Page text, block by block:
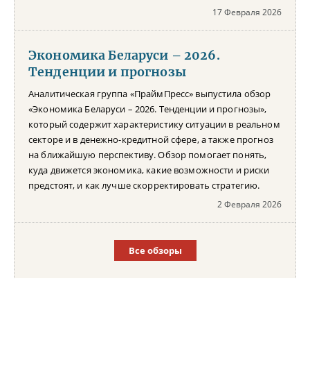
17 Февраля 2026
Экономика Беларуси – 2026.
Тенденции и прогнозы
Аналитическая группа «ПраймПресс» выпустила обзор
«Экономика Беларуси – 2026. Тенденции и прогнозы»,
который содержит характеристику ситуации в реальном
секторе и в денежно-кредитной сфере, а также прогноз
на ближайшую перспективу. Обзор помогает понять,
куда движется экономика, какие возможности и риски
предстоят, и как лучше скорректировать стратегию.
2 Февраля 2026
Все обзоры